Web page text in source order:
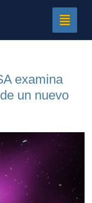
Toggle
examina
un nuevo